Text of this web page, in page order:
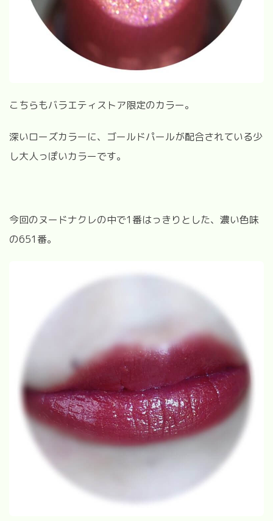
こちらもバラエティストア限定のカラー。
深いローズカラーに、ゴールドパールが配合されている少
し大人っぽいカラーです。
今回のヌードナクレの中で1 番はっきりとした、濃い色味
の651 番。